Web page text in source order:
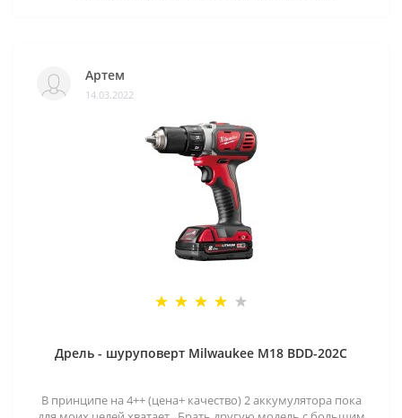
Артем
14.03.2022
Дрель - шуруповерт Milwaukee M18 BDD-202C
В принципе на 4++ (цена+ качество) 2 аккумулятора пока